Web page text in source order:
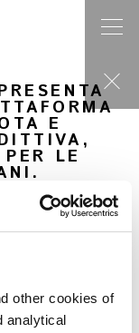
other cookies of
analytical
E
LE
punto dal
le operazioni di
di nuove